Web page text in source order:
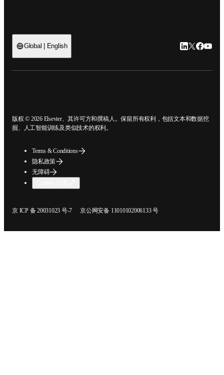
Global | English LinkedIn 在新
Twitter 在
版权 © 2026 Elsevier、其许可方和撰稿人。保留所有权利，包括文本和数据挖
掘、人工智能训练及类似技术的权利。
Terms & Conditions
隐私政策
无障碍
京 ICP 备 20031023 号-7
在新的选项卡/窗口中打开 京公网安备 11010102006133 号
在新的选项卡/窗口中打开